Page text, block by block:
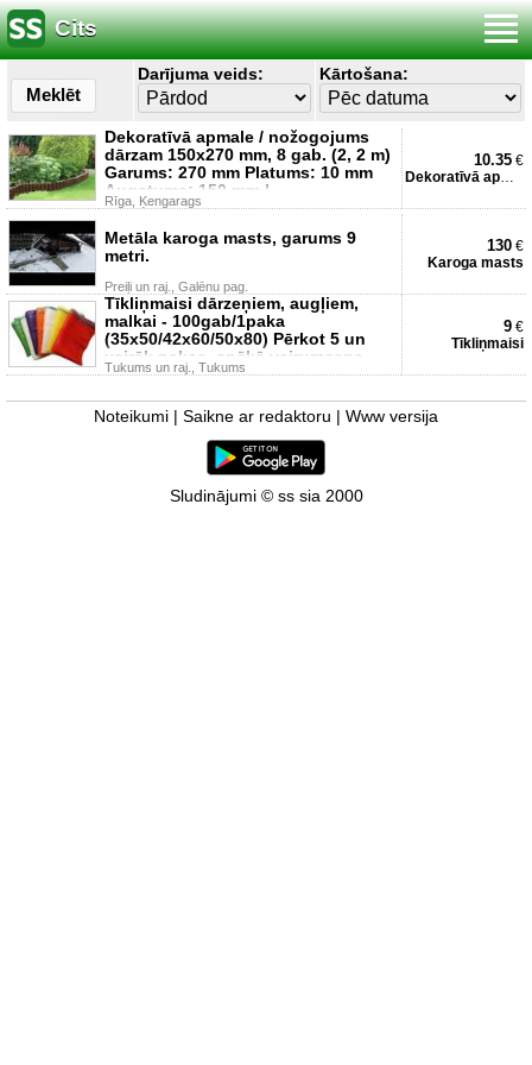
Cits
Meklēt
Darījuma veids: Kārtošana:
Dekoratīvā apmale / nožogojums
dārzam 150x270 mm, 8 gab. (2, 2 m)
Garums: 270 mm Platums: 10 mm
Augstums: 150 mm I
Rīga, Ķengarags
10.35 €
Dekoratīvā apmale
Metāla karoga masts, garums 9
metri.
Preiļi un raj., Galēnu pag.
130 €
Karoga masts
Tīkliņmaisi dārzeņiem, augļiem,
malkai - 100gab/1paka
(35x50/42x60/50x80) Pērkot 5 un
vairāk pakas, spēkā vairumcena.
Tukums un raj., Tukums
9 €
Tīkliņmaisi
Noteikumi Saikne ar redaktoru Www versija
Sludinājumi © ss sia 2000